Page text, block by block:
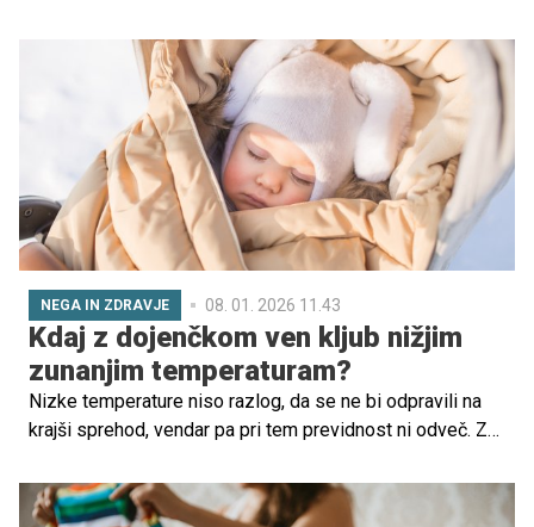
NEGA IN ZDRAVJE 08. 01. 2026 11.43
Kdaj z dojenčkom ven kljub nižjim
zunanjim temperaturam?
Nizke temperature niso razlog, da se ne bi odpravili na
krajši sprehod, vendar pa pri tem previdnost ni odveč. Za